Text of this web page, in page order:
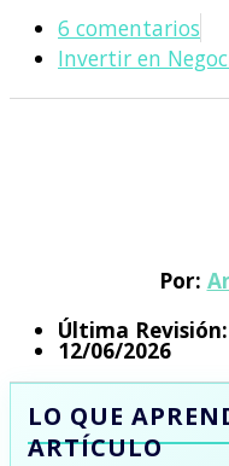
6 comentarios
Invertir en
Por:
Última Revisión:
12/06/2026
LO QUE
ARTÍCULO